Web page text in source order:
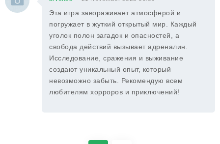
Эта игра завораживает атмосферой и
погружает в жуткий открытый мир. Каждый
уголок полон загадок и опасностей, а
свобода действий вызывает адреналин.
Исследование, сражения и выживание
создают уникальный опыт, который
невозможно забыть. Рекомендую всем
любителям хорроров и приключений!